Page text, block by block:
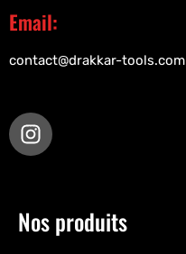
Email:
contact@drakkar-tools.com
Nos produits